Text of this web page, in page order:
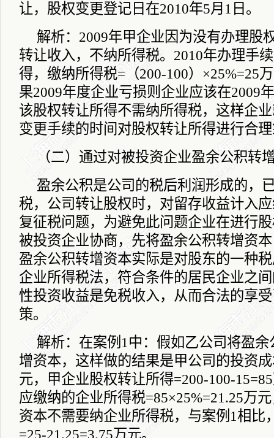
让，股权变更登记日在2010年5月 1 日 。
解析： 2009年甲企业因为没有办理股
转让收入，不纳所得税。 2010年办理手
得，缴纳所得税= （200-100）×25%=25
果2009年度企业亏损则企业应该在2009
该股权转让所得不需纳所得税，这样企
变更手续的时间对股权转让所得进行合
（二）通过对被投资企业盈余公积转
盈余公积是公司的税后利润形成的，
税，公司转让股权时，对留存收益计入
复征税问题，为避免此问题企业在进行
被投资企业协商，先将盈余公积转增资
盈余公积转增资本实际是对股东的一种
企业所得税法，符合条件的居民企业之
性投资收益是免税收入，从而合法的享
策。
解析：在案例 1 中：假如乙公司将盈余
增资本，这样做的结果是甲公司的投资
元，甲企业股权转让所得=200-100-15=85
应缴纳的企业所得税=85×25%=21.25万
资本不需要纳企业所得税，与案例 1相比
=25-21.25=3.75万元。